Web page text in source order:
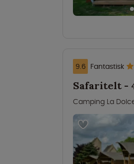
9.6 Fantastisk
Safaritelt -
Camping La